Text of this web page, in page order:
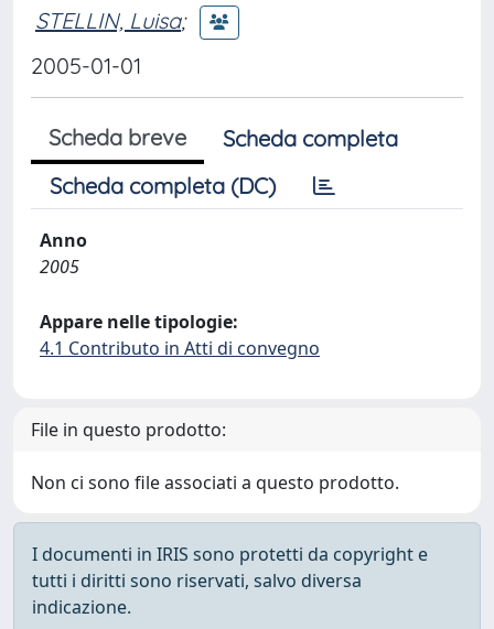
STELLIN, Luisa;
2005-01-01
Scheda breve
Scheda completa
Scheda completa (DC)
Anno
2005
Appare nelle tipologie:
4.1 Contributo in Atti di convegno
File in questo prodotto:
Non ci sono file associati a questo prodotto.
I documenti in IRIS sono protetti da copyright e
tutti i diritti sono riservati, salvo diversa
indicazione.